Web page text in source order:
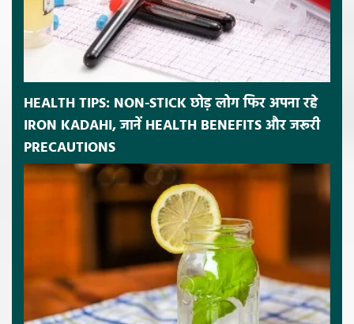
HEALTH TIPS: NON-STICK छोड़ लोग फिर अपना रहे
IRON KADAHI, जानें HEALTH BENEFITS और जरूरी
PRECAUTIONS